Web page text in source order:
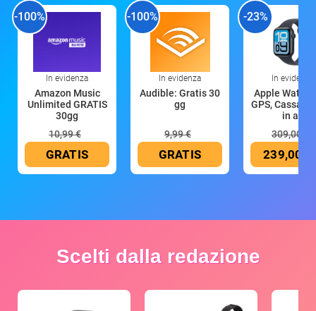
-100%
In evidenza
Amazon Music
Unlimited GRATIS
30gg
10,99 €
GRATIS
-100%
In evidenza
Audible: Gratis 30
gg
9,99 €
GRATIS
-23%
In evidenza
Apple Watch
GPS, Cassa
in all
309,00 €
239,00 €
Scelti dalla redazione